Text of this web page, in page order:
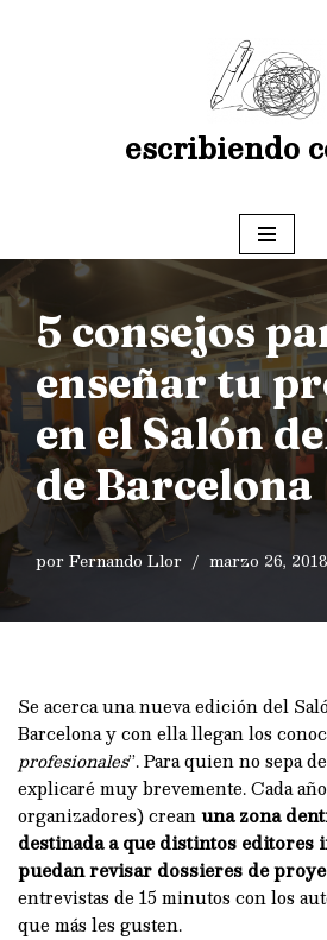
escribiendo
5 consejos
enseñar tu
en el Salón
de Barcelona
porFernando Llor marzo 26, 2018
Se acerca una nueva edición del
Barcelona y con ella llegan los
profesionales”. Para quien no sepa
explicaré muy brevemente. Cada
organizadores) creanuna zona
destinada a que distintos editores
puedan revisar dossieres de
entrevistas de 15 minutos con los
que más les gusten.